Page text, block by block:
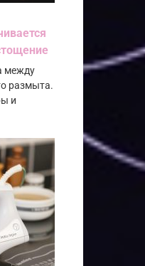
между
размыта.
и